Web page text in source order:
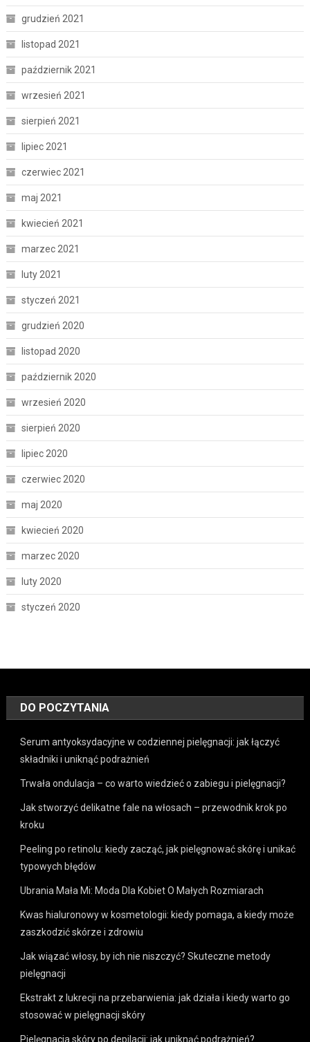
grudzień 2021
listopad 2021
październik 2021
wrzesień 2021
sierpień 2021
lipiec 2021
czerwiec 2021
maj 2021
kwiecień 2021
marzec 2021
luty 2021
styczeń 2021
grudzień 2020
listopad 2020
październik 2020
wrzesień 2020
sierpień 2020
lipiec 2020
czerwiec 2020
maj 2020
kwiecień 2020
marzec 2020
luty 2020
styczeń 2020
DO POCZYTANIA
Serum antyoksydacyjne w codziennej pielęgnacji: jak łączyć
składniki i uniknąć podrażnień
Trwała ondulacja – co warto wiedzieć o zabiegu i pielęgnacji?
Jak stworzyć delikatne fale na włosach – przewodnik krok po
kroku
Peeling po retinolu: kiedy zacząć, jak pielęgnować skórę i unikać
typowych błędów
Ubrania Mała Mi: Moda Dla Kobiet O Małych Rozmiarach
Kwas hialuronowy w kosmetologii: kiedy pomaga, a kiedy może
zaszkodzić skórze i zdrowiu
Jak wiązać włosy, by ich nie niszczyć? Skuteczne metody
pielęgnacji
Ekstrakt z lukrecji na przebarwienia: jak działa i kiedy warto go
stosować w pielęgnacji skóry
Pielęgnacja skóry po depilacji: jak uniknąć podrażnień?